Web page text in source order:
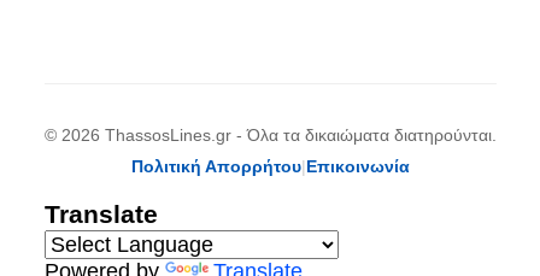
© 2026 ThassosLines.gr - Όλα τα δικαιώματα διατηρούνται.
Πολιτική Απορρήτου|Επικοινωνία
Translate